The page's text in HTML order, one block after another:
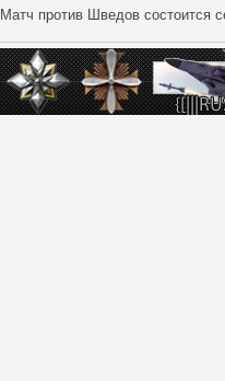
Матч против Шведов состоится